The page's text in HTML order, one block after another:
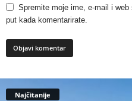
Spremite moje ime, e-mail i
put kada komentarirate.
Najčitanije